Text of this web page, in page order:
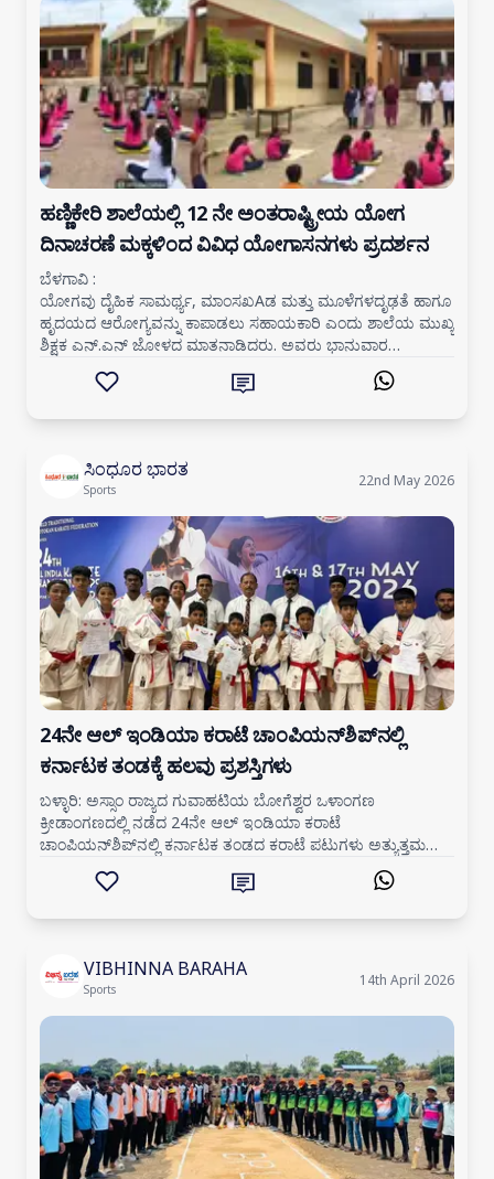
ಎಫ್.ಎಸ್.ಸಿದ್ದನಗೌಡರ ತೀವ್ರ ಆಕ್ರೋಶ ವ್ಯಕ್ತಪಡಿಸಿದ್ದಾರೆ.
ಹಣ್ಣಿಕೇರಿ ಶಾಲೆಯಲ್ಲಿ 12 ನೇ ಅಂತರಾಷ್ಟ್ರೀಯ ಯೋಗ
ದಿನಾಚರಣೆ ಮಕ್ಕಳಿಂದ ವಿವಿಧ ಯೋಗಾಸನಗಳು ಪ್ರದರ್ಶನ
ಬೆಳಗಾವಿ :
ಯೋಗವು ದೈಹಿಕ ಸಾಮರ್ಥ್ಯ, ಮಾಂಸಖAಡ ಮತ್ತು ಮೂಳೆಗಳದೃಢತೆ ಹಾಗೂ
ಹೃದಯದ ಆರೋಗ್ಯವನ್ನು ಕಾಪಾಡಲು ಸಹಾಯಕಾರಿ ಎಂದು ಶಾಲೆಯ ಮುಖ್ಯ
ಶಿಕ್ಷಕ ಎನ್.ಎನ್ ಜೋಳದ ಮಾತನಾಡಿದರು. ಅವರು ಭಾನುವಾರ
ಬೈಲಹೊಂಗಲ ತಾಲೂಕಿನ ಹಣ್ಣಿಕೇರಿ ಗ
ಸಿಂಧೂರ ಭಾರತ
Sports 22nd May 2026
24ನೇ ಆಲ್ ಇಂಡಿಯಾ ಕರಾಟೆ ಚಾಂಪಿಯನ್‌ಶಿಪ್‌ನಲ್ಲಿ
ಕರ್ನಾಟಕ ತಂಡಕ್ಕೆ ಹಲವು ಪ್ರಶಸ್ತಿಗಳು
ಬಳ್ಳಾರಿ: ಅಸ್ಸಾಂ ರಾಜ್ಯದ ಗುವಾಹಟಿಯ ಬೋಗೆಶ್ವರ ಒಳಾಂಗಣ
ಕ್ರೀಡಾಂಗಣದಲ್ಲಿ ನಡೆದ 24ನೇ ಆಲ್ ಇಂಡಿಯಾ ಕರಾಟೆ
ಚಾಂಪಿಯನ್‌ಶಿಪ್‌ನಲ್ಲಿ ಕರ್ನಾಟಕ ತಂಡದ ಕರಾಟೆ ಪಟುಗಳು ಅತ್ಯುತ್ತಮ
ಸಾಧನೆ ಮಾಡಿ ರಾಜ್ಯಕ್ಕೆ ಕೀರ್ತಿ ತಂದಿದ್ದಾರೆ. ವರ್ಲ್ಡ್ ಟ್ರ
VIBHINNA BARAHA
Sports 14th April 2026